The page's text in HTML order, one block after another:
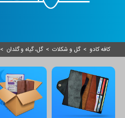
کافه کادو >گل و شکلات >گل، گیاه و گلدان >